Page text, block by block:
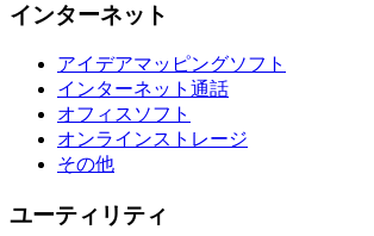
インターネット
アイデアマッピングソフト
インターネット通話
オフィスソフト
オンラインストレージ
その他
ユーティリティ